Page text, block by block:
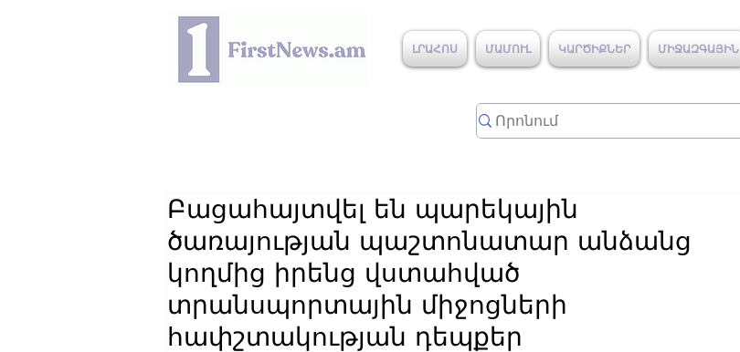
ԼՐԱՀՈՍ ՄԱՄՈՒԼ ԿԱՐԾԻՔՆԵՐ ՄԻՋԱԶԳԱՅԻՆ
Բացահայտվել են պարեկային
ծառայության պաշտոնատար անձանց
կողմից իրենց վստահված
տրանսպորտային միջոցների
հափշտակության դեպքեր